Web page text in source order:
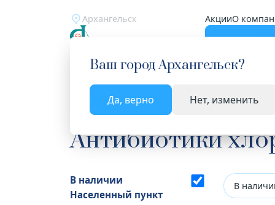
Архангельск АкцииО
Ваш городАрхангельск?
Да, верно Нет, изменить
Главная Каталог Лекарства и БАД
Антибиотики
В наличии
Населенный пункт
В